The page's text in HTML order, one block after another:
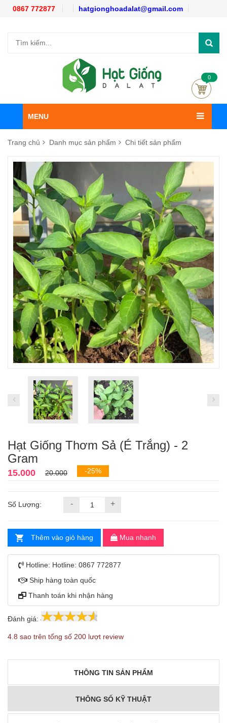
0867 772877 hatgionghoadalat@gmail.com
0
MENU
Trang chủ Danh mục sản phẩm Chi tiết sản phẩm
Hạt Giống Thơm Sả (É Trắng) - 2
Gram
15.000 20.000 -25%
Số Lượng: - +
Thêm vào giỏ hàng Mua nhanh
Hotline: Hotline: 0867 772877
Ship hàng toàn quốc
Thanh toán khi nhận hàng
Đánh giá: 4.8 200
4.8 sao trên tổng số 200 lượt review
THÔNG TIN SẢN PHẨM
THÔNG SỐ KỸ THUẬT